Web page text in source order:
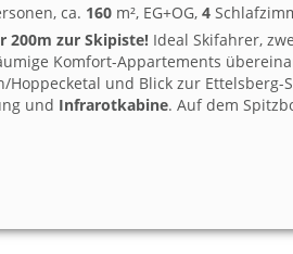
, ca. 160 m², EG+OG, 4
200m zur Skipiste! Ideal Skifahrer,
Komfort-Appartements
Hoppecketal und Blick zur
und Infrarotkabine. Auf dem